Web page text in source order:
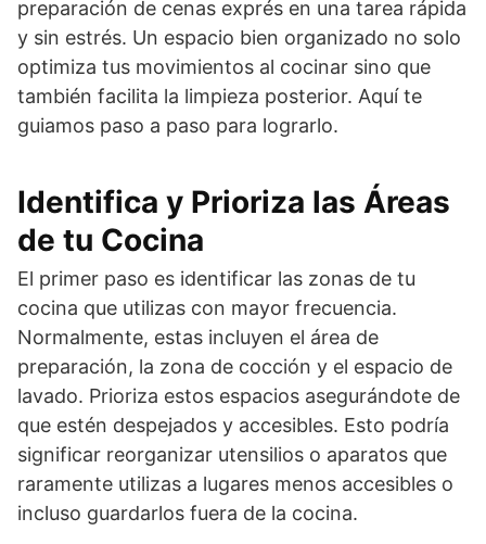
preparación de cenas exprés en una tarea rápida
y sin estrés. Un espacio bien organizado no solo
optimiza tus movimientos al cocinar sino que
también facilita la limpieza posterior. Aquí te
guiamos paso a paso para lograrlo.
Identifica y Prioriza las Áreas
de tu Cocina
El primer paso es identificar las zonas de tu
cocina que utilizas con mayor frecuencia.
Normalmente, estas incluyen el área de
preparación, la zona de cocción y el espacio de
lavado. Prioriza estos espacios asegurándote de
que estén despejados y accesibles. Esto podría
significar reorganizar utensilios o aparatos que
raramente utilizas a lugares menos accesibles o
incluso guardarlos fuera de la cocina.